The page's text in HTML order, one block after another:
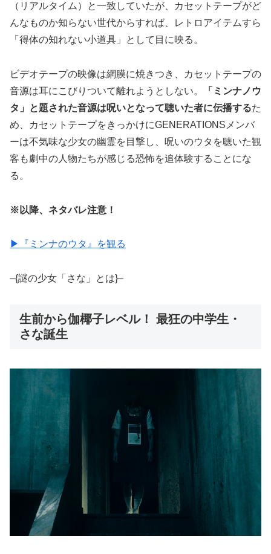
（リアルタイム）と一致していたが、カセットテープがど
んなものか知らない世代からすれば、レトロアイテムすら
「得体の知れない小道具」として目に映る。
ビデオテープの映像は網膜に焼きつき、カセットテープの
音源は耳にこびりついて離れようとしない。
「ミンナノウ
タ」と題された音源は呪いとなって聴いた者に伝播するた
め、カセットテープをきっかけにGENERATIONSメンバ
ーは不気味な少女の幽霊を目撃し、呪いのウタを聴いた観
客も劇中の人物たちが感じる恐怖を追体験することにな
る。
※以降、ネタバレ注意！
▶︎『ミンナのウタ』を観る
–{謎の少女「さな」とは}–
生前から伽椰子レベル！ 最狂の中学生・
さな誕生